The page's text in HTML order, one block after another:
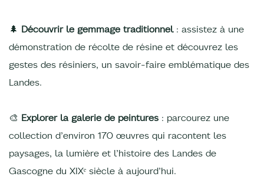
🌲 Découvrir le gemmage traditionnel: assistez à une
démonstration de récolte de résine et découvrez les
gestes des résiniers, un savoir-faire emblématique des
Landes.
🎨 Explorer la galerie de peintures : parcourez une
collection d’environ 170 œuvres qui racontent les
paysages, la lumière et l’histoire des Landes de
Gascogne du XIXᵉ siècle à aujourd’hui.